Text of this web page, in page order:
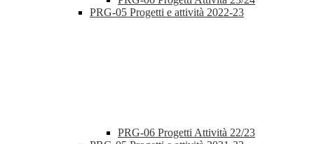
PRG-05 Progetti e attività 2022-23
PRG-06 Progetti Attività 22/23